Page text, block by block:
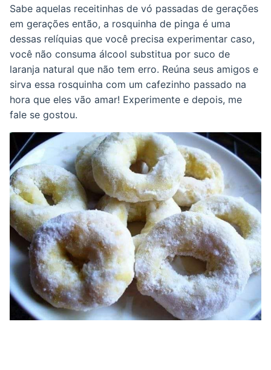
Sabe aquelas receitinhas de vó passadas de gerações
em gerações então, a rosquinha de pinga é uma
dessas relíquias que você precisa experimentar caso,
você não consuma álcool substitua por suco de
laranja natural que não tem erro. Reúna seus amigos e
sirva essa rosquinha com um cafezinho passado na
hora que eles vão amar! Experimente e depois, me
fale se gostou.